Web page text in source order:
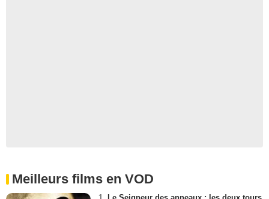
Meilleurs films en VOD